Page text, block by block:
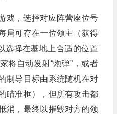
戏，选择对应阵营座位号
局可存在一位领主（获得
选择在基地上合适的位置
将自动发射“炮弹”，或者
制导目标由系统随机在对
瞄准框），但所有攻击都
消，最终以摧毁对方的领